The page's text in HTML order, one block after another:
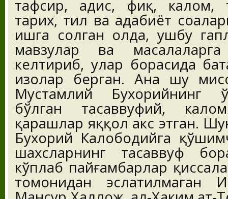
тафсир, ҳадис, фиқҳ, калом,
тарих, тил ва адабиёт
ишга солган ҳолда, ушбу
мавзулар ва
келтириб, улар борасида
изоҳлар берган. Ана шу
Мустамлий Бухорийнинг
бўлган тасаввуфий,
қарашлар яққол акс этган.
Бухорий Калободийга
шахсларнинг тасаввуф
кўплаб пайғамбарлар
томонидан эслатилмаган